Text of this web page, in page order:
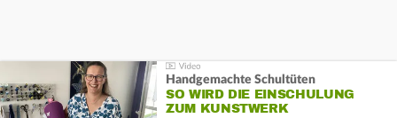
Handgemachte Schultüten
SO WIRD DIE EINSCHULUNG
ZUM KUNSTWERK